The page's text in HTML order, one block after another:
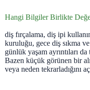
Hangi Bilgiler Birlikte
diş fırçalama, diş ipi
kuruluğu, gece diş sıkma
günlük yaşam ayrıntıları
Bazen küçük görünen bir
veya neden tekrarladığını